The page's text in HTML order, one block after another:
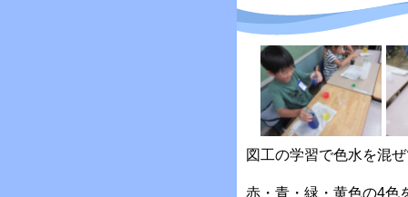
図工の学習で色水を混
赤・青・緑・黄色の4色